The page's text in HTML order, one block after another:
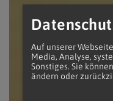
Auf unserer
Media, Analyse,
Sonstiges. Sie
ändern oder